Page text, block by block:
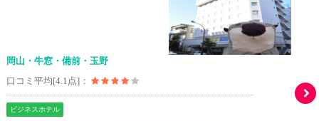
岡山・牛窓・備前・玉野
口コミ平均[4.1点]：
ビジネスホテル